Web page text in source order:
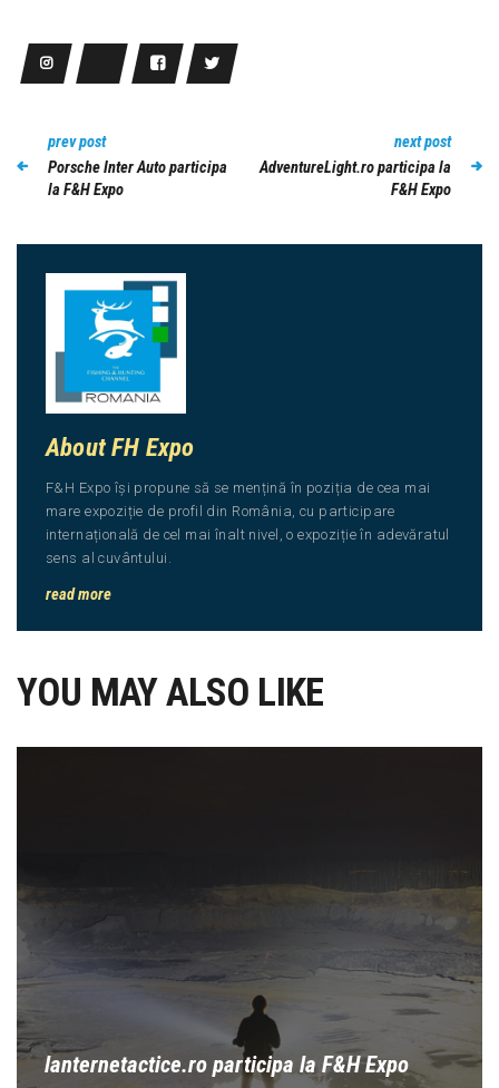
prev post
Porsche Inter Auto participa
la F&H Expo
next post
AdventureLight.ro participa la
F&H Expo
About FH Expo
F&H Expo își propune să se mențină în poziția de cea mai
mare expoziție de profil din România, cu participare
internațională de cel mai înalt nivel, o expoziție în adevăratul
sens al cuvântului.
read more
YOU MAY ALSO LIKE
lanternetactice.ro participa la F&H Expo